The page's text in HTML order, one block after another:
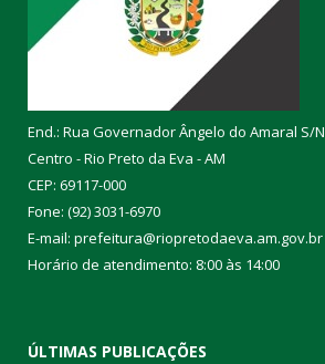
End.: Rua Governador Ângelo do Amaral S/N
Centro - Rio Preto da Eva - AM
CEP: 69117-000
Fone: (92) 3031-6970
E-mail: prefeitura@riopretodaeva.am.gov.br
Horário de atendimento: 8:00 às 14:00
ÚLTIMAS PUBLICAÇÕES